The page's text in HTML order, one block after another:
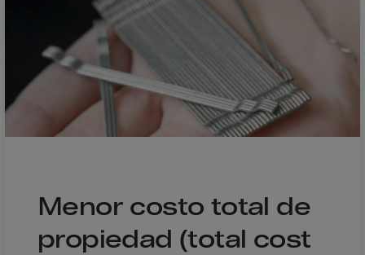
Bosnia-Herz.
Botswana
Bouvet Island
Brit.Ind.Oc.Ter
Brit.Virgin Is.
Bulgaria
Burkina-Faso
Menor costo total de
propiedad (total cost